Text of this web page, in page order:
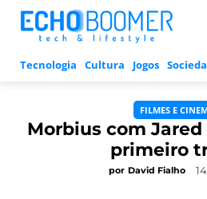
Tecnologia Cultura Jogos
FILMES E
Morbius com
primeiro
por David Fialho